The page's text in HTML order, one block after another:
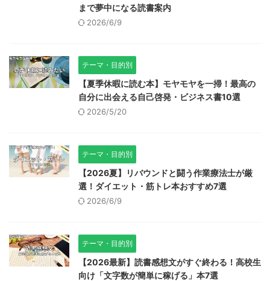
まで夢中になる読書案内
2026/6/9
テーマ・目的別
【夏季休暇に読む本】モヤモヤを一掃！最高の
自分に出会える自己啓発・ビジネス書10選
2026/5/20
テーマ・目的別
【2026夏】リバウンドと闘う作業療法士が厳
選！ダイエット・筋トレ本おすすめ7選
2026/6/9
テーマ・目的別
【2026最新】読書感想文がすぐ終わる！高校生
向け「文字数が簡単に稼げる」本7選